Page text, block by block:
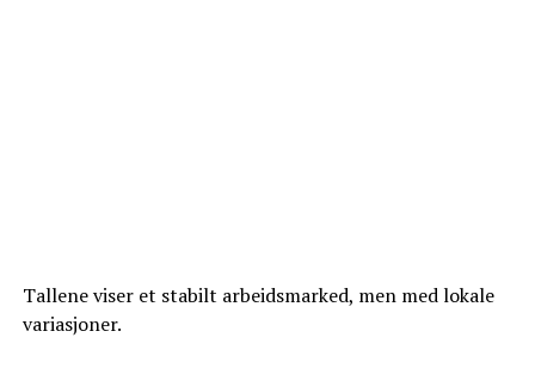
Tallene viser et stabilt arbeidsmarked, men med lokale
variasjoner.